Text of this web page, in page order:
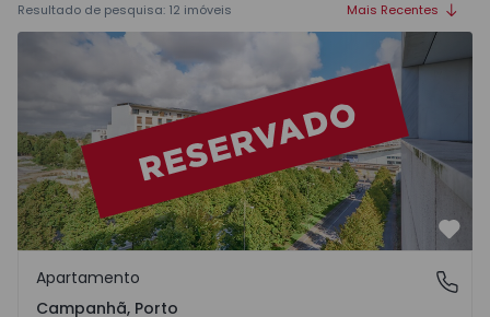
Resultado de pesquisa: 12 imóveis Mais Recentes
Campanhã, Porto
Apartamento
Campanhã, Porto